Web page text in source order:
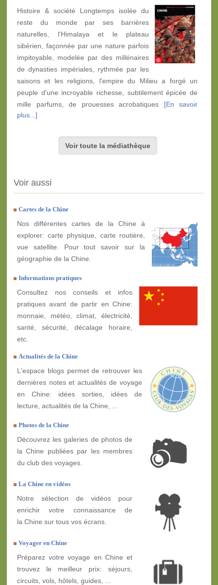
Histoire & société Longtemps isolée du
reste du monde par ses barrières
naturelles, l'Himalaya et le plateau
sibérien, façonnée par une nature parfois
impitoyable, modelée par des millénaires
de dynasties impériales, rythmée par les
saisons et les religions, l'empire du Milieu a forgé un
peuple d'une incroyable richesse, subtilement épicée de
mille parfums, de prouesses acrobatiques [En savoir
plus...]
Voir toute la médiathèque
Voir aussi
Cartes de la Chine
Nos différentes cartes de la Chine à
explorer: carte physique, carte routière,
vue satellite. Pour tout savoir sur la
géographie de la Chine.
Informations pratiques
Consultez nos conseils et infos
pratiques avant de partir en Chine:
monnaie, météo, climat, électricité,
santé, sécurité, décalage horaire,
etc.
Actualités de la Chine
L'espace blogs permet de retrouver les
dernières notes et actualités de voyage
en Chine: idées sorties, idées de
lecture, actualités de la Chine, ...
Photos de la Chine
Découvrez les galeries de photos de
la Chine publiées par les membres
du club des voyages.
La Chine en vidéos
Notre sélection de vidéos pour
enrichir votre connaissance de
la Chine sur tous vos écrans.
Voyager en Chine
Préparez votre voyage en Chine et
trouvez le meilleur prix: séjours,
circuits, vols, hôtels, guides, ...